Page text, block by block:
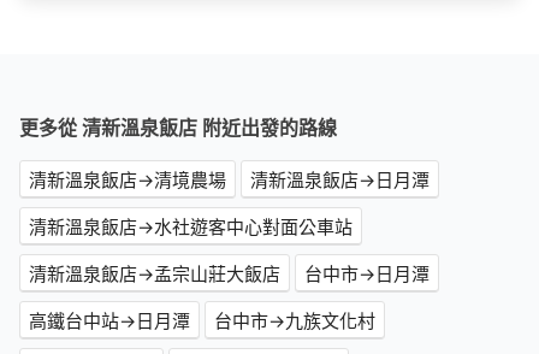
更多從 清新溫泉飯店 附近出發的路線
清新溫泉飯店→清境農場
清新溫泉飯店→日月潭
清新溫泉飯店→水社遊客中心對面公車站
清新溫泉飯店→孟宗山莊大飯店
台中市→日月潭
高鐵台中站→日月潭
台中市→九族文化村